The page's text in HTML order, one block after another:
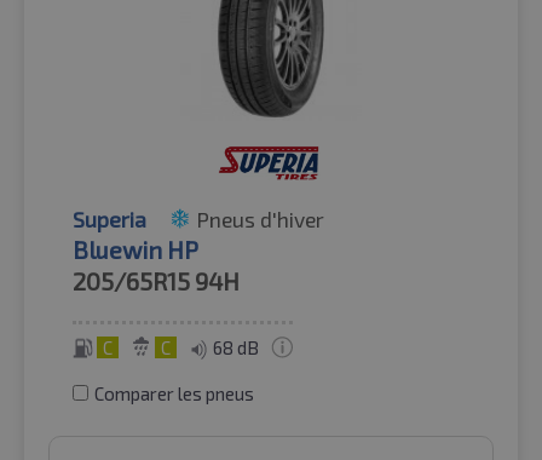
Superia Pneus d'hiver
Bluewin HP
205/65R15 94H
C C 68 dB
Comparer les pneus